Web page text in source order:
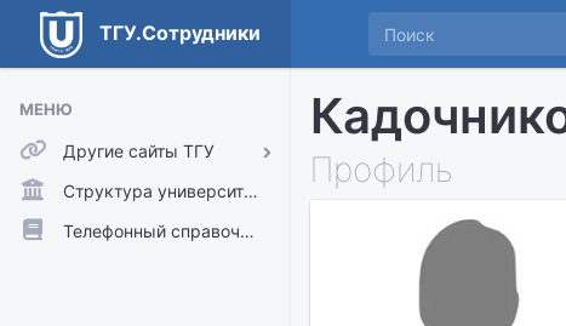
ТГУ.Сотрудники
МЕНЮ
Другие сайты ТГУ
ТГУ.Аккаунты
ТГУ.Расписание
Структура университета
Телефонный справочник
Профиль